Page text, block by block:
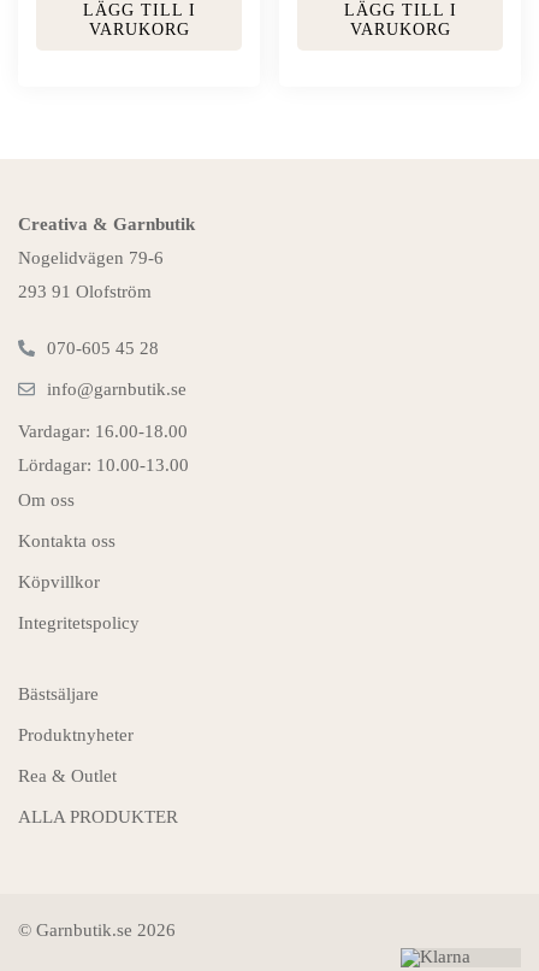
LÄGG TILL I
VARUKORG
LÄGG TILL I
VARUKORG
Creativa & Garnbutik
Nogelidvägen 79-6
293 91 Olofström
070-605 45 28
info@garnbutik.se
Vardagar: 16.00-18.00
Lördagar: 10.00-13.00
Om oss
Kontakta oss
Köpvillkor
Integritetspolicy
Bästsäljare
Produktnyheter
Rea & Outlet
ALLA PRODUKTER
© Garnbutik.se 2026